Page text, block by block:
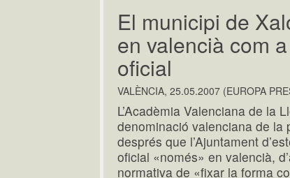
El municipi de
en valencià com
oficial
VALÈNCIA, 25.05.2007 (EUROPA
L’Acadèmia Valenciana de la
denominació valenciana de la
després que l’Ajuntament
oficial «només» en valencià,
normativa de «fixar la forma